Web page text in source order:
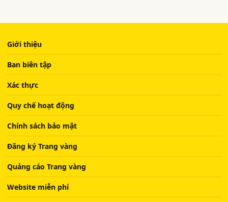
Giới thiệu
Ban biên tập
Xác thực
Quy chế hoạt động
Chính sách bảo mật
Đăng ký Trang vàng
Quảng cáo Trang vàng
Website miễn phí